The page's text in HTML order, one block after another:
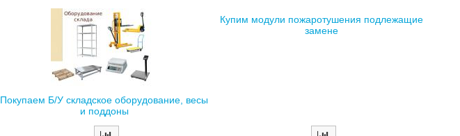
Покупаем Б/У складское оборудование, весы
и поддоны
Купим модули пожаротушения подлежащие
замене